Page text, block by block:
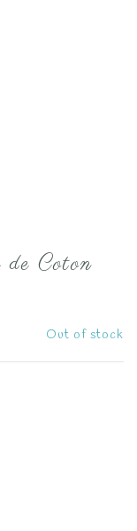
Coton
Out of stock